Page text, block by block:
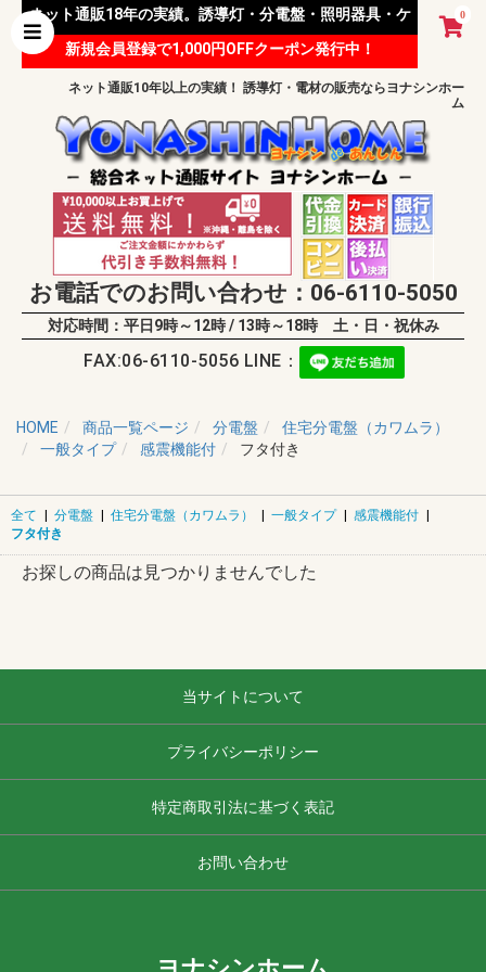
0
ネット通販18年の実績。誘導灯・分電盤・照明器具・ケ
ーブル等 様々な資材を取り扱っています。
新規会員登録で1,000円OFFクーポン発行中！
ネット通販10年以上の実績！ 誘導灯・電材の販売ならヨナシンホー
ム
お電話でのお問い合わせ：06-6110-5050
対応時間：平日9時～12時 / 13時～18時 土・日・祝休み
FAX:06-6110-5056 LINE：
HOME 商品一覧ページ 分電盤
住宅分電盤（カワムラ）
一般タイプ
感震機能付 フタ付き
全て | 分電盤 | 住宅分電盤（カワムラ） | 一般タイプ | 感震機能付 |
フタ付き
お探しの商品は見つかりませんでした
当サイトについて
プライバシーポリシー
特定商取引法に基づく表記
お問い合わせ